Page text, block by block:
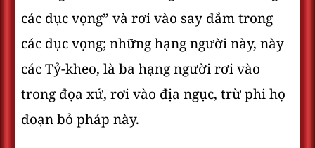
các dục vọng” và rơi vào say đắm trong
các dục vọng; những hạng người này, này
các Tỷ-kheo, là ba hạng người rơi vào
trong đọa xứ, rơi vào địa ngục, trừ phi họ
đoạn bỏ pháp này.